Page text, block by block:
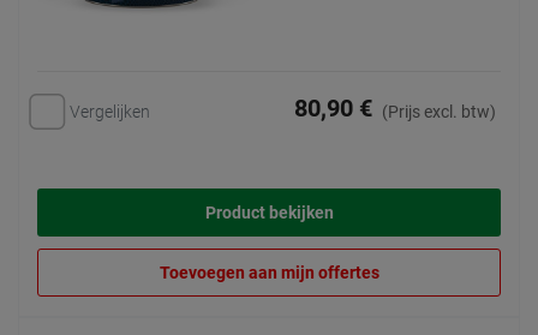
Vergelijken 80,90 € (Prijs excl. btw)
Product bekijken
Toevoegen aan mijn offertes